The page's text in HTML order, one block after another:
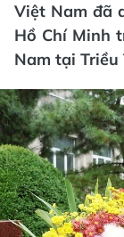
Việt Nam đã
Hồ Chí Minh
Nam tại Triều